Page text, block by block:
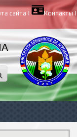
сайта | Контакты|